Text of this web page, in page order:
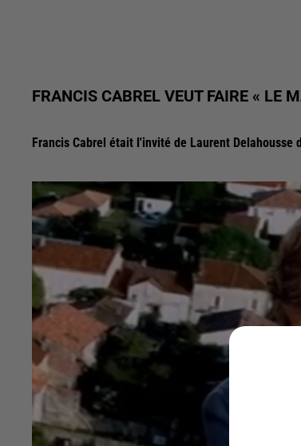
FRANCIS CABREL VEUT FAIRE « LE
Francis Cabrel était l'invité de Laurent Delahousse